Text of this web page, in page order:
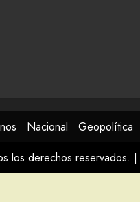
Nacional Geopolítica
los derechos reservados. |